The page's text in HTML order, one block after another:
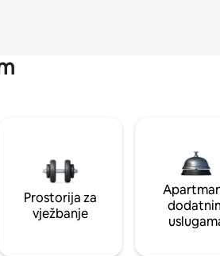
Prostorija za
vježbanje